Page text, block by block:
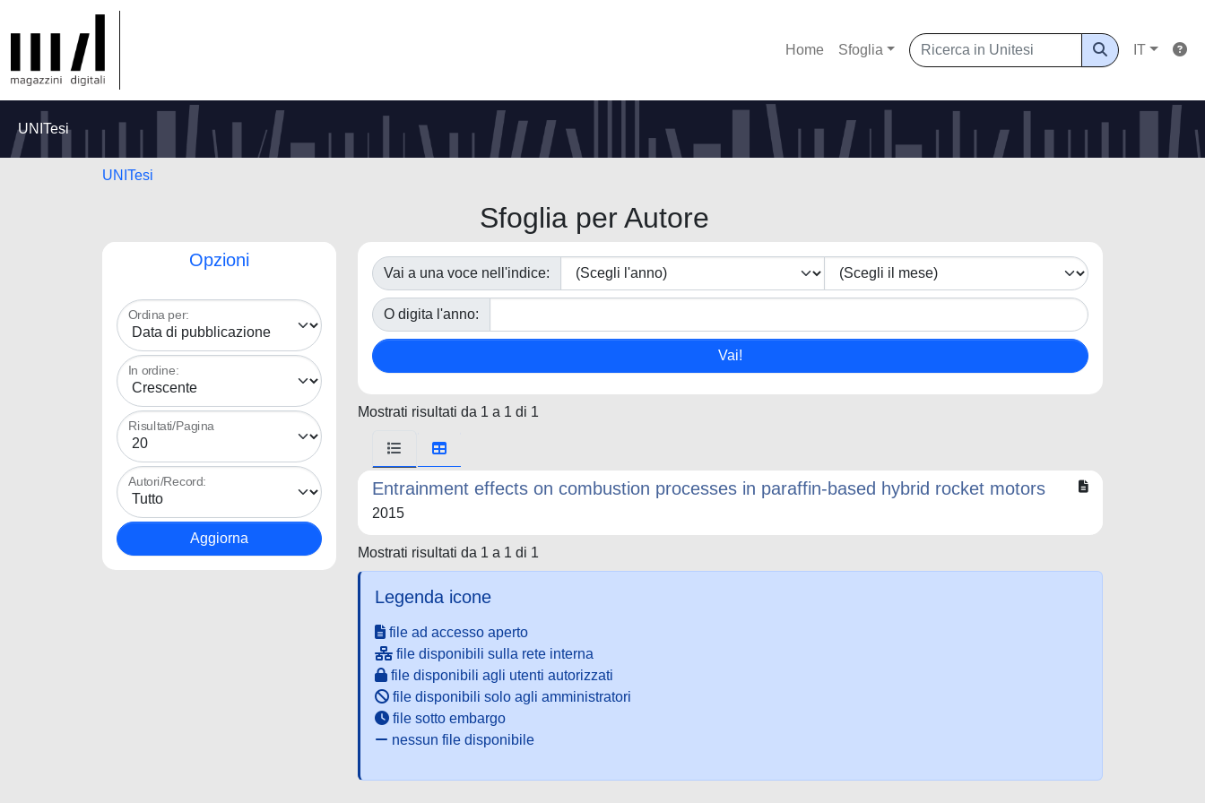
Home Sfoglia IT
UNITesi
UNITesi
Sfoglia per Autore
Opzioni
Ordina per:
In ordine:
Risultati/Pagina
Autori/Record:
Vai a una voce nell'indice:
O digita l'anno:
Mostrati risultati da 1 a 1 di 1
Entrainment effects on combustion processes in paraffin-based hybrid rocket motors
2015
Mostrati risultati da 1 a 1 di 1
Legenda icone
file ad accesso aperto
file disponibili sulla rete interna
file disponibili agli utenti autorizzati
file disponibili solo agli amministratori
file sotto embargo
nessun file disponibile